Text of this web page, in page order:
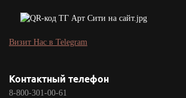
Визит Нас в Telegram
Контактный телефон
8-800-301-00-61